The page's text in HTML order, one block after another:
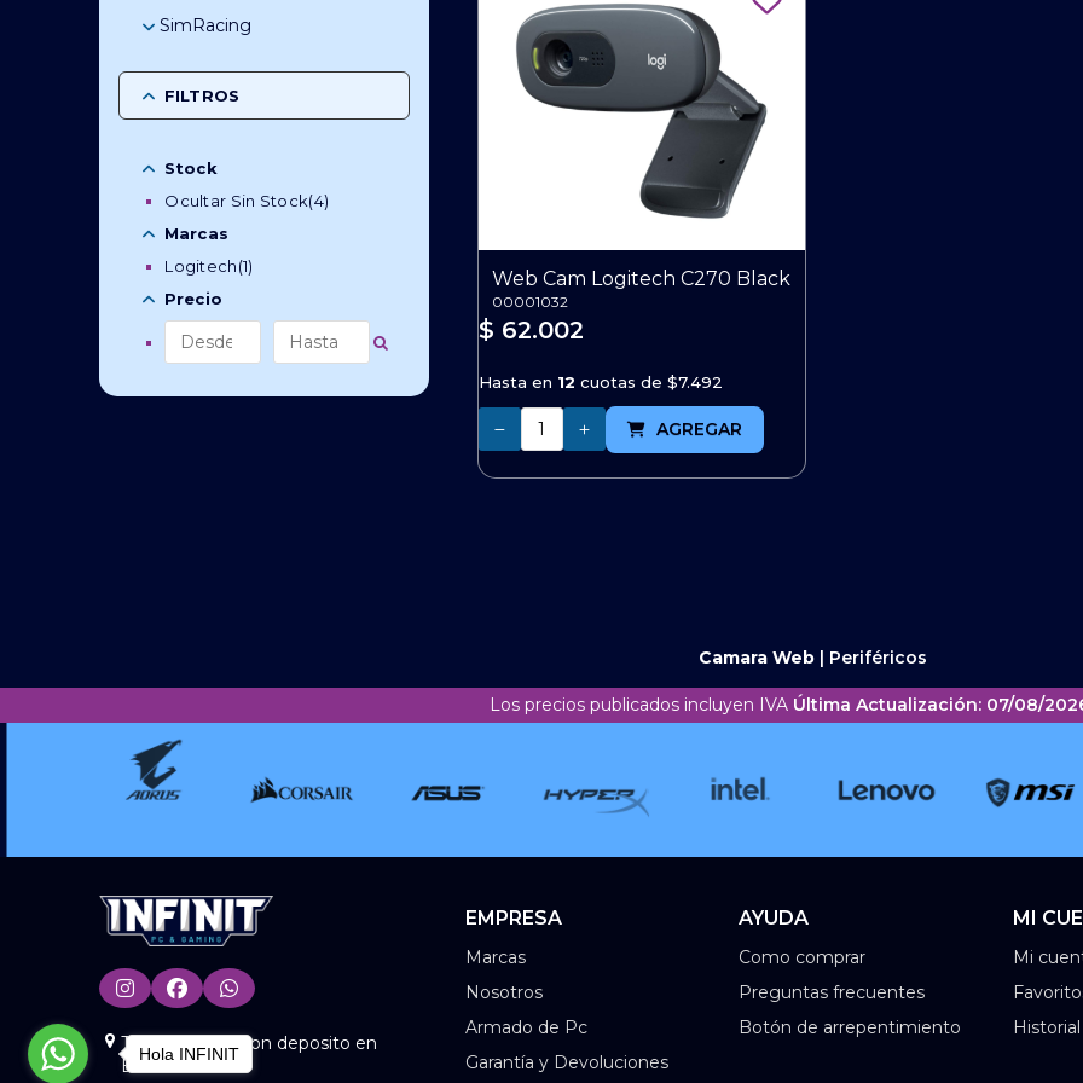
SimRacing
Estructuras
Palancas De Cambio
Volantes
FILTROS
Stock
Ocultar Sin Stock(4)
Marcas
Logitech(1)
Precio
Web Cam Logitech C270 Black
00001032
$ 62.002
Hasta en 12 cuotas de $7.492
AGREGAR
Camara Web| Periféricos
Los precios publicados incluyen IVA Última Actualización: 07/08/
Tienda Online con deposito en
BS.AS
EMPRESA
Marcas
Nosotros
Armado de Pc
Garantía y Devoluciones
AYUDA
Como comprar
Preguntas frecuentes
Botón de arrepentimiento
MI
Mi
Hola INFINIT